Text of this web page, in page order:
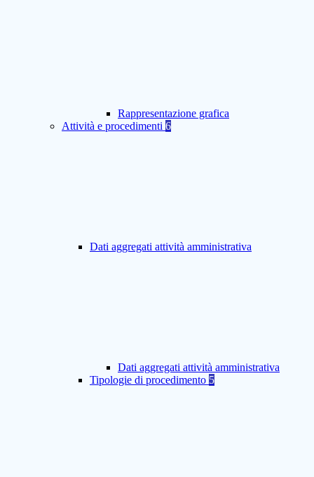
Rappresentazione grafica
Attività e procedimenti 6
Dati aggregati attività amministrativa
Dati aggregati attività amministrativa
Tipologie di procedimento 5